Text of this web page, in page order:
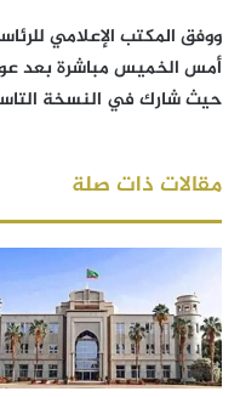
ووفق المكتب الإعلامي
أمس الخميس مباشرة بعد
حيث شارك في النسخة
مقالات ذات صلة